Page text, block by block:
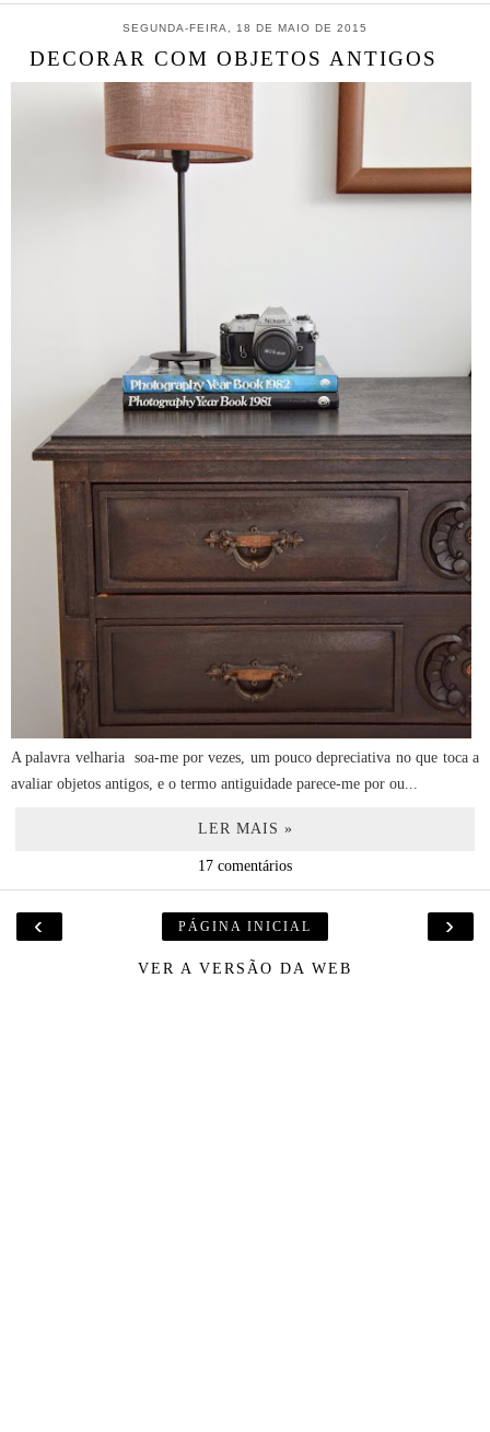
SEGUNDA-FEIRA, 18 DE MAIO DE 2015
DECORAR COM OBJETOS ANTIGOS
A palavra velharia soa-me por vezes, um pouco depreciativa no que toca a
avaliar objetos antigos, e o termo antiguidade parece-me por ou...
LER MAIS »
17 comentários
‹ ›
PÁGINA INICIAL
VER A VERSÃO DA WEB